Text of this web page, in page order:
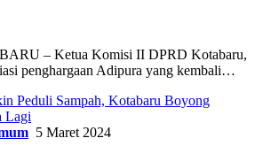
– Ketua Komisi II DPRD Kotabaru,
penghargaan Adipura yang kembali…
5 Maret 2024